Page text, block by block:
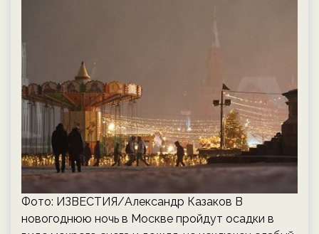
Фото: ИЗВЕСТИЯ/Александр Казаков В
новогоднюю ночь в Москве пройдут осадки в